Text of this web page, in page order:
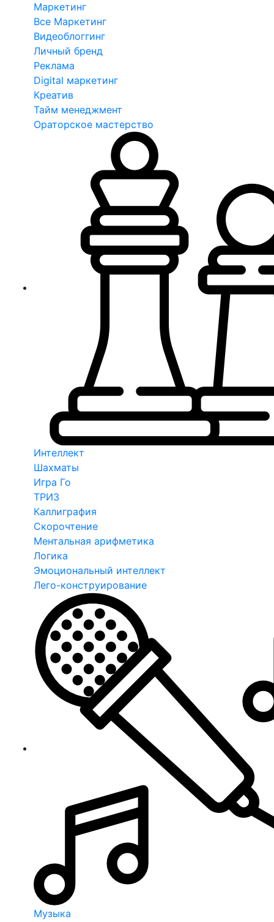
Маркетинг
Все Маркетинг
Видеоблоггинг
Личный бренд
Реклама
Digital маркетинг
Креатив
Тайм менеджмент
Ораторское мастерство
Интеллект
Шахматы
Игра Го
ТРИЗ
Каллиграфия
Скорочтение
Ментальная арифметика
Логика
Эмоциональный интеллект
Лего-конструирование
Музыка